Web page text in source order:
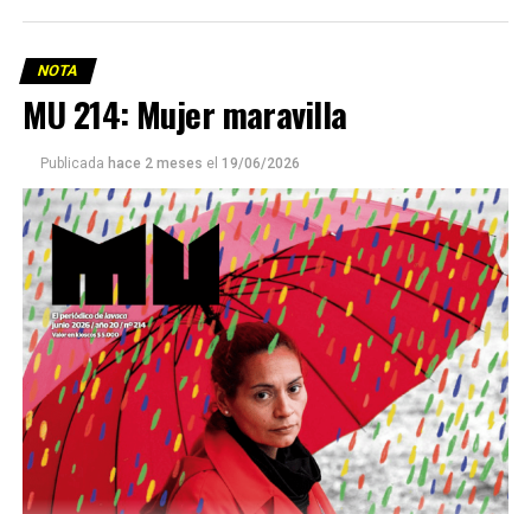
Este número 215 de MU ☝️viene con doble tapa, que
podría ser una frase:
Sin chamuyo, a remarla.
Descargar la Mu en PDF
NOTA
MU 214: Mujer maravilla
Publicada hace 2 meses el 19/06/2026